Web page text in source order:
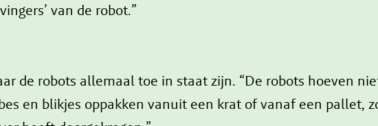
van de robot.”
de robots allemaal toe in staat zijn. “De robots hoeven
en blikjes oppakken vanuit een krat of vanaf een pallet,